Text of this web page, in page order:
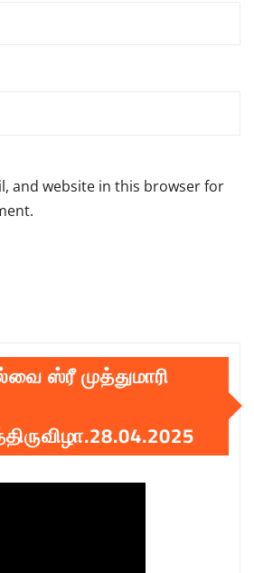
and website in this browser for
ஸ்ரீ முத்துமாரி